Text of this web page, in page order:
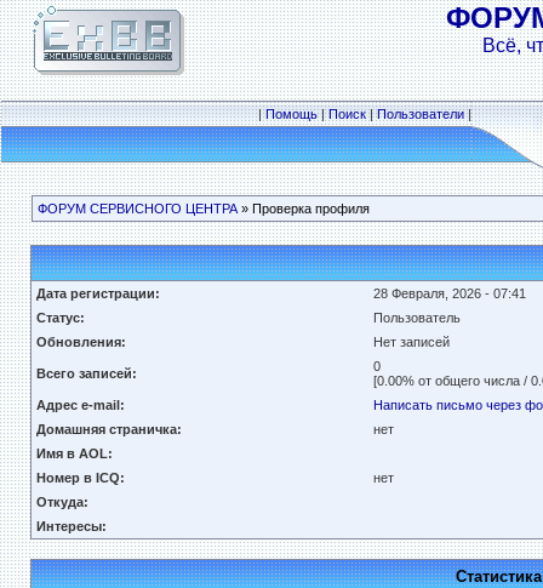
Всё,
|Помощь|Поиск|Пользователи|
ФОРУМ СЕРВИСНОГО ЦЕНТРА» Проверка профиля
Дата регистрации:
28 Февраля, 2026 - 07:41
Статус:
Пользователь
Обновления:
Нет записей
Всего записей:
0
[0.00% от общего числа /
Адрес e-mail:
Написать письмо через
Домашняя страничка:
нет
Имя в AOL:
Номер в ICQ:
нет
Откуда:
Интересы: